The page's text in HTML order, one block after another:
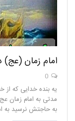
امام زمان (عج)
یه بنده خدایی که
مدتی به امام زمان
به حاجتش نرسید به